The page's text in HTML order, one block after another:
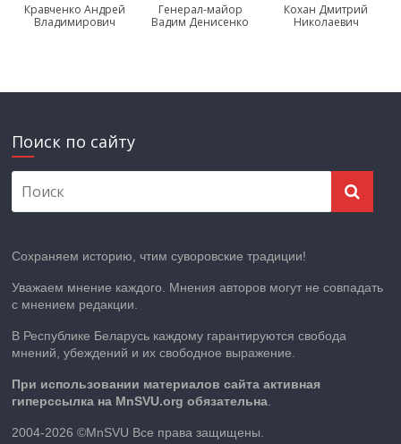
Кравченко Андрей
Владимирович
Генерал-майор
Вадим Денисенко
Кохан Дмитрий
Николаевич
Поиск по сайту
Сохраняем историю, чтим суворовские традиции!
Уважаем мнение каждого. Мнения авторов могут не совпадать
с мнением редакции.
В Республике Беларусь каждому гарантируются свобода
мнений, убеждений и их свободное выражение.
При использовании материалов сайта активная
гиперссылка на MnSVU.org обязательна
2004-2026 ©MnSVU Все права защищены.